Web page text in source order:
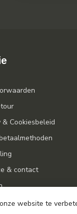
& Cookiesbeleid
& contact
website te